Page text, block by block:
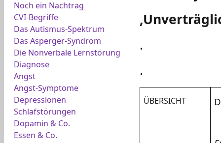
Noch ein Nachtrag
CVI-Begriffe
Das Autismus-Spektrum
Das Asperger-Syndrom
Die Nonverbale Lernstörung
Diagnose
Angst
Angst-Symptome
Depressionen
Schlafstörungen
Dopamin & Co.
Essen & Co.
.
.
ÜBERSICHT